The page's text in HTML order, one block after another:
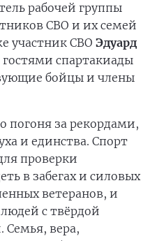
рабочей группы
СВО и их семей
участник СВО Эдуард
спартакиады
бойцы и члены
погоня за рекордами,
и единства. Спорт
проверки
в забегах и силовых
ветеранов, и
с твёрдой
Семья, вера,